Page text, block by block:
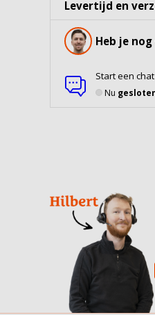
Levertijd en
Heb je
Start een chat
Nu